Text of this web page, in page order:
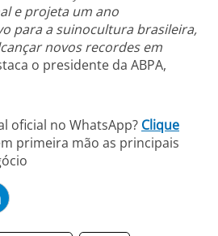
e projeta um ano
para a suinocultura brasileira,
novos recordes em
o presidente da ABPA,
oficial no WhatsApp? Clique
primeira mão as principais